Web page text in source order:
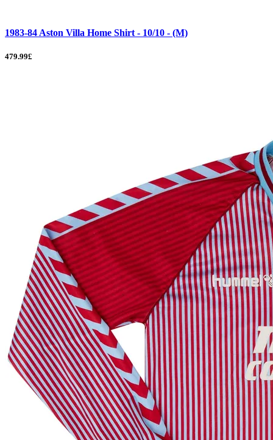
1983-84 Aston Villa Home Shirt - 10/10 - (M)
479.99£